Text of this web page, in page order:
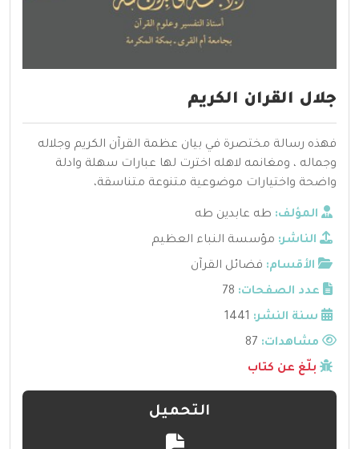
جلال القران الكريم
فهذه رسالة مختصرة في بيان عظمة القرآن الكريم وجلاله
وجماله ، ومغانمه لاهله اخترت لها عبارات سهلة وادلة
واضحة واختيارات موضوعية متنوعة متناسقة،
المؤلف: طه عابدين طه
الناشر: مؤسسة النباء العظيم
الأقسام: فضائل القرآن
عدد الصفحات: 78
سنة النشر: 1441
مشاهدات:
بلّغ عن كتاب
التحميل